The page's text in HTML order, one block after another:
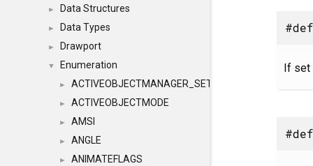
► Data Structures
► Data Types
► Drawport
▼ Enumeration
► ACTIVEOBJECTMANAGER_SETOBJECTS
► ACTIVEOBJECTMODE
► AMSI
► ANGLE
► ANIMATEFLAGS
If set